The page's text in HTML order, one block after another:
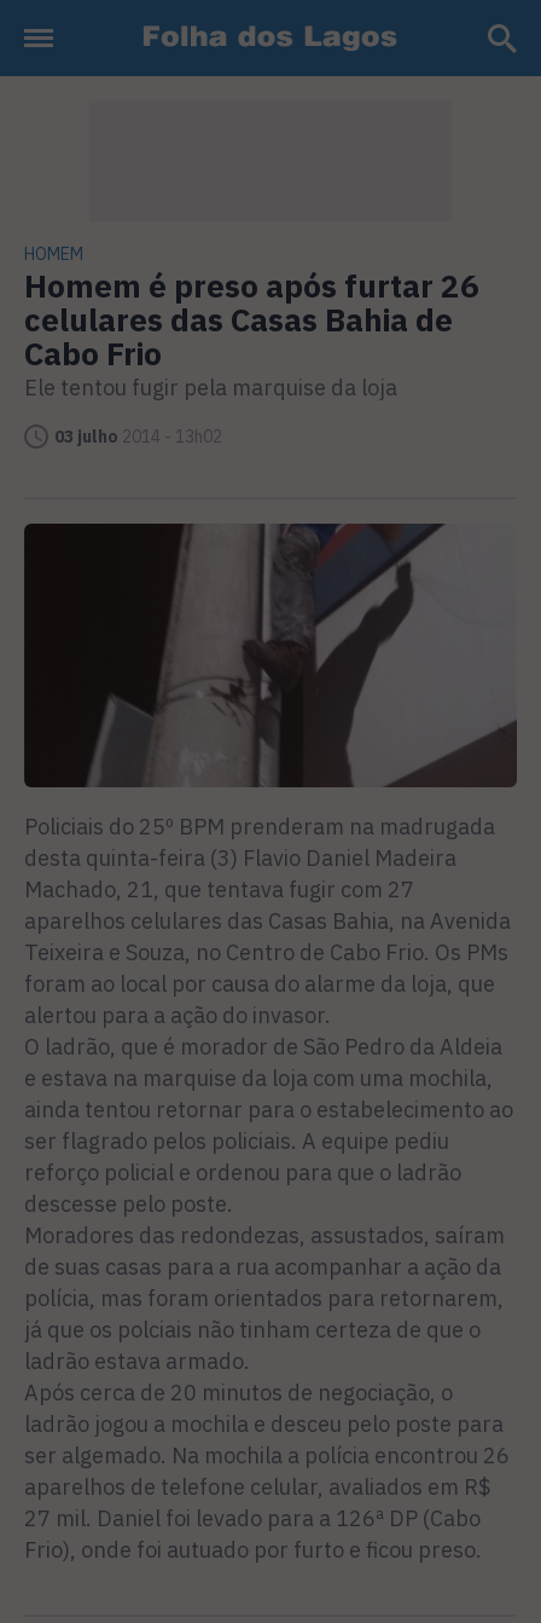
HOMEM
Homem é preso após furtar 26
celulares das Casas Bahia de
Cabo Frio
Ele tentou fugir pela marquise da loja
03 julho 2014 - 13h02
Policiais do 25º BPM prenderam na madrugada
desta quinta-feira (3) Flavio Daniel Madeira
Machado, 21, que tentava fugir com 27
aparelhos celulares das Casas Bahia, na Avenida
Teixeira e Souza, no Centro de Cabo Frio. Os PMs
foram ao local por causa do alarme da loja, que
alertou para a ação do invasor.
O ladrão, que é morador de São Pedro da Aldeia
e estava na marquise da loja com uma mochila,
ainda tentou retornar para o estabelecimento ao
ser flagrado pelos policiais. A equipe pediu
reforço policial e ordenou para que o ladrão
descesse pelo poste.
Moradores das redondezas, assustados, saíram
de suas casas para a rua acompanhar a ação da
polícia, mas foram orientados para retornarem,
já que os polciais não tinham certeza de que o
ladrão estava armado.
Após cerca de 20 minutos de negociação, o
ladrão jogou a mochila e desceu pelo poste para
ser algemado. Na mochila a polícia encontrou 26
aparelhos de telefone celular, avaliados em R$
27 mil. Daniel foi levado para a 126ª DP (Cabo
Frio), onde foi autuado por furto e ficou preso.